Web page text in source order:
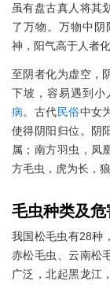
虽有盘古真人将其
了万物。万物中
神，阳气高于人者
至阴者化为虚空，
下坡，容易遇到小
病。古代民俗中女
使得阴阳归位。阴
属；南方羽虫，凤
方毛虫，虎为长，
毛虫种类及危
我国松毛虫有28种
赤松毛虫、云南松
广泛，北起黑龙江